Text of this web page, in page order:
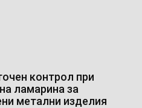
контрол при
ламарина за
метални изделия